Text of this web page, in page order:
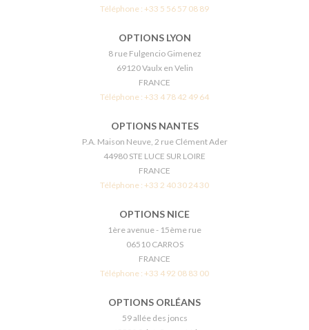
Téléphone : +33 5 56 57 08 89
OPTIONS LYON
8 rue Fulgencio Gimenez
69120 Vaulx en Velin
FRANCE
Téléphone : +33 4 78 42 49 64
OPTIONS NANTES
P.A. Maison Neuve, 2 rue Clément Ader
44980 STE LUCE SUR LOIRE
FRANCE
Téléphone : +33 2 40 30 24 30
OPTIONS NICE
1ère avenue - 15ème rue
06510 CARROS
FRANCE
Téléphone : +33 4 92 08 83 00
OPTIONS ORLÉANS
59 allée des joncs